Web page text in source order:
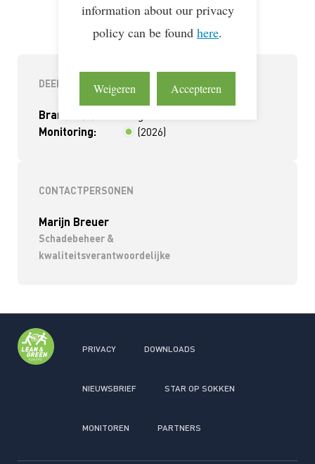
DEELNEMERINFORMATIE
Branche(s):
Monitoring:
< 2 jaar
(2026)
CONTACTPERSONEN
Marijn Breuer
Schadebeheer &
kwaliteitsverantwoordelijke
Lean & Green Milestones
LEAN & GREEN Deelnemer
PRIVACY DOWNLOADS
NIEUWSBRIEF STAR OP SOKKEN
MONITOREN PARTNERS
information about our privacy
policy can be found here.
Weigeren Accepteren